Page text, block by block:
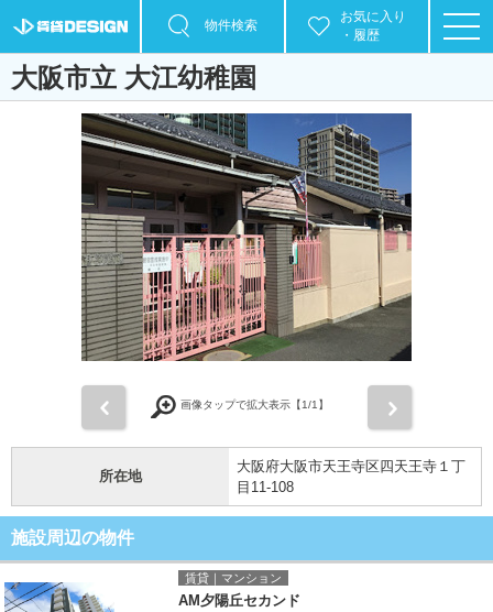
物件検索
お気に入り
・履歴
大阪市立 大江幼稚園
画像タップで拡大表示【1/1】
所在地
大阪府大阪市天王寺区四天王寺１丁
目11-108
施設周辺の物件
賃貸｜マンション
AM夕陽丘セカンド